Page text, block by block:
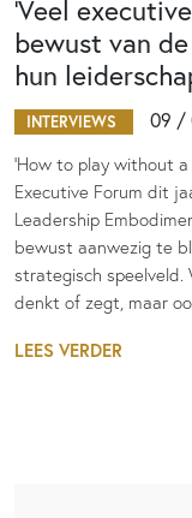
‘Veel
bewust van
hun
INTERVIEWS 09 /
‘How to play without
Executive Forum dit
Leadership
bewust aanwezig te
strategisch
denkt of zegt, maar
LEES VERDER